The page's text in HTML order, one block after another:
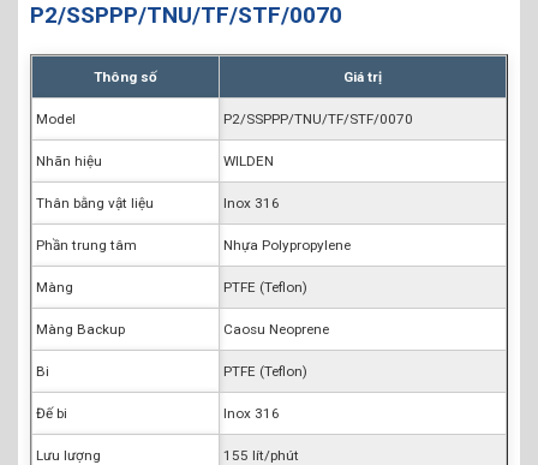
P2/SSPPP/TNU/TF/STF/0070
Thông số Giá trị
Model P2/SSPPP/TNU/TF/STF/0070
Nhãn hiệu WILDEN
Thân bằng vật liệu Inox 316
Phần trung tâm Nhựa Polypropylene
Màng PTFE (Teflon)
Màng Backup Caosu Neoprene
Bi PTFE (Teflon)
Đế bi Inox 316
Lưu lượng 155 lít/phút